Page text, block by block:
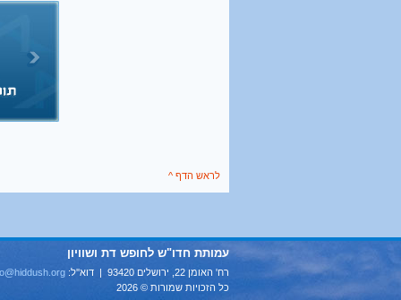
לראש הדף ^
עמותת חדו"ש לחופש דת ושוויון
רח' האומן 22, ירושלים 93420 | דוא''ל:
כל הזכויות שמורות © 2026